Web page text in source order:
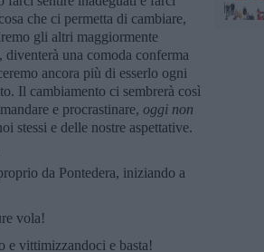
che ci permetta di cambiare,
gli altri maggiormente
diventerà una comoda conferma
ancora più di esserlo ogni
Il cambiamento ci sembrerà così
e procrastinare, oggi non
stessi e delle nostre aspettative.
da Pontedera, iniziando a
vola!
e vittimizzandoci e basta!